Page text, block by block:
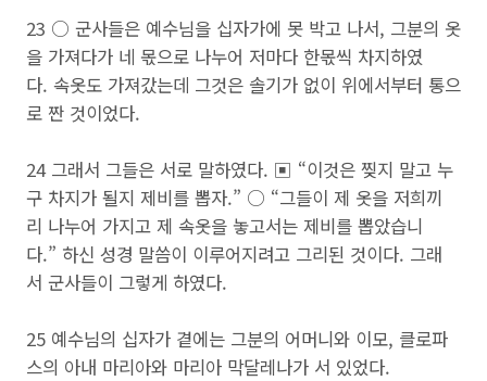
23 ○ 군사들은 예수님을 십자가에 못 박고 나서, 그분의 옷
을 가져다가 네 몫으로 나누어 저마다 한몫씩 차지하였
다. 속옷도 가져갔는데 그것은 솔기가 없이 위에서부터 통으
로 짠 것이었다.
24 그래서 그들은 서로 말하였다. ▣ “이것은 찢지 말고 누
구 차지가 될지 제비를 뽑자.” ○ “그들이 제 옷을 저희끼
리 나누어 가지고 제 속옷을 놓고서는 제비를 뽑았습니
다.” 하신 성경 말씀이 이루어지려고 그리된 것이다. 그래
서 군사들이 그렇게 하였다.
25 예수님의 십자가 곁에는 그분의 어머니와 이모, 클로파
스의 아내 마리아와 마리아 막달레나가 서 있었다.